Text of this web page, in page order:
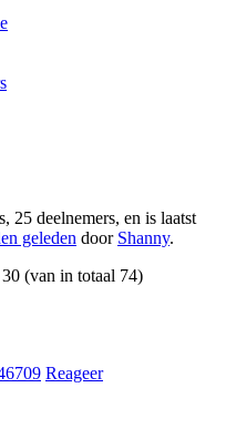
25 deelnemers, en is laatst
geleden door Shanny.
(van in totaal 74)
Reageer